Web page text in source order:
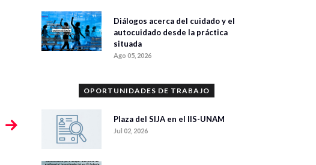
Diálogos acerca del cuidado y el
autocuidado desde la práctica
situada
Ago 05, 2026
OPORTUNIDADES DE TRABAJO
Plaza del SIJA en el IIS-UNAM
Jul 02, 2026